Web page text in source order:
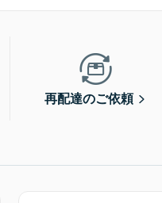
再配達のご依頼